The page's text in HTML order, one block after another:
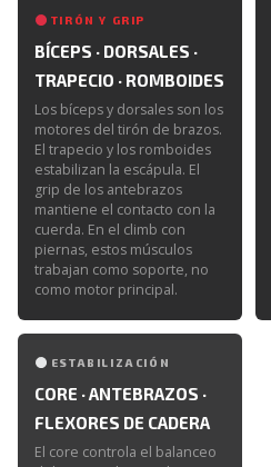
TIRÓN Y GRIP
BÍCEPS · DORSALES ·
TRAPECIO · ROMBOIDES
Los bíceps y dorsales son los
motores del tirón de brazos.
El trapecio y los romboides
estabilizan la escápula. El
grip de los antebrazos
mantiene el contacto con la
cuerda. En el climb con
piernas, estos músculos
trabajan como soporte, no
como motor principal.
ESTABILIZACIÓN
CORE · ANTEBRAZOS ·
FLEXORES DE CADERA
El core controla el balanceo